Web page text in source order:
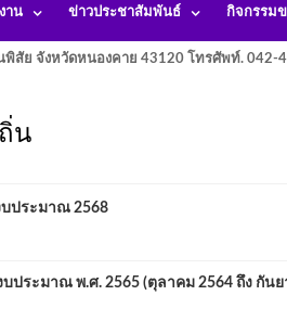
าน ข่าวประชาสัมพันธ์ กิจกรรมข
สัย จังหวัดหนองคาย 43120 โทรศัพท์. 042-
น
ประมาณ 2568
ระมาณ พ.ศ. 2565 (ตุลาคม 2564 ถึง กัน